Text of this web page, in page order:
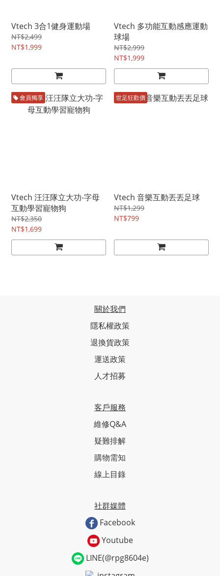
Vtech 3合1健身運動場
NT$2,499
NT$1,999
Vtech 多功能互動感應運動
球場
NT$2,999
NT$1,999
會員獨享
Vtech 汪汪隊立大功-字母
互動學習寵物狗
NT$2,350
NT$1,699
世足狂歡價
Vtech 音樂互動丟丟足球
NT$1,299
NT$799
關於我們
隱私權政策
退換貨政策
運送政策
人才招募
客戶服務
維修Q&A
疑難排解
購物需知
線上目錄
社群媒體
Facebook
Youtube
LINE(@rpg8604e)